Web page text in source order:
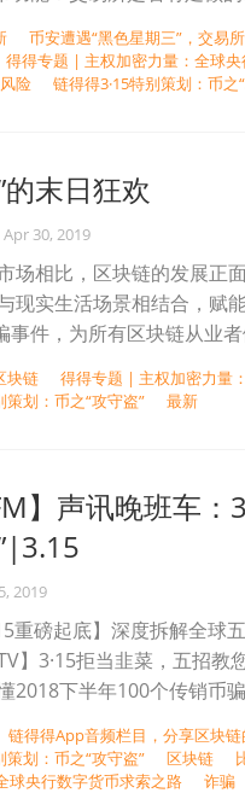
币安遭遇“黑色星期三”，交易
得得专题 | 主权加密力量：全球
风险 链得得3·15特别策划：币之
的末日狂欢
Apr 30, 2019
场相比，区块链的发展正
现实生活场景相结合，赋
事件，为所有区块链从业者
块链
得得专题 | 主权加密力量
策划：币之“攻守盗”
最新
】声讯晚班车
2019
重磅起底】深度拆解全球
】3·15拒当韭菜，五招教
2018下半年100个传销币
链得得App音频栏目，分享区块链
策划：币之“攻守盗”
区块链
球央行数字货币求索之路
诈骗